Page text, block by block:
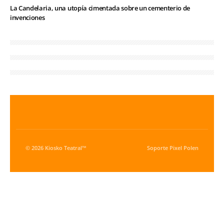
La Candelaria, una utopía cimentada sobre un cementerio de
invenciones
© 2026 Kiosko Teatral™ Soporte Pixel Polen